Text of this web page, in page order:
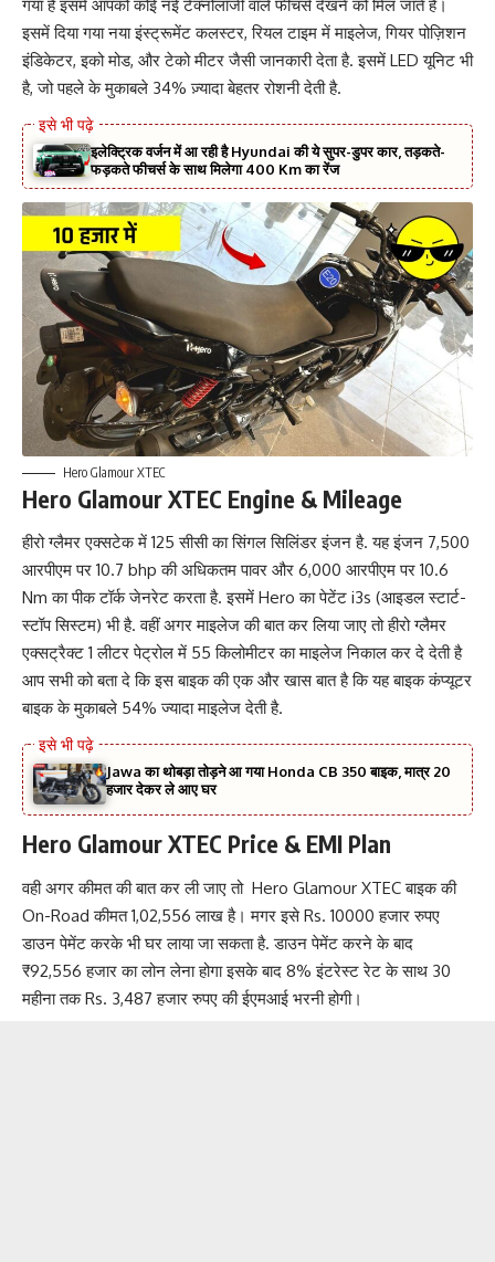
गया है इसमें आपको कोई नई टेक्नोलॉजी वाले फीचर्स देखने को मिल जाते हैं।
इसमें दिया गया नया इंस्ट्रूमेंट कलस्टर, रियल टाइम में माइलेज, गियर पोज़िशन
इंडिकेटर, इको मोड, और टेको मीटर जैसी जानकारी देता है. इसमें LED यूनिट भी
है, जो पहले के मुकाबले 34% ज़्यादा बेहतर रोशनी देती है.
इलेक्ट्रिक वर्जन में आ रही है Hyundai की ये सुपर-डुपर कार, तड़कते-
फड़कते फीचर्स के साथ मिलेगा 400 Km का रेंज
Hero Glamour XTEC
Hero Glamour XTEC Engine & Mileage
हीरो ग्लैमर एक्सटेक में 125 सीसी का सिंगल सिलिंडर इंजन है. यह इंजन 7,500
आरपीएम पर 10.7 bhp की अधिकतम पावर और 6,000 आरपीएम पर 10.6
Nm का पीक टॉर्क जेनरेट करता है. इसमें Hero का पेटेंट i3s (आइडल स्टार्ट-
स्टॉप सिस्टम) भी है. वहीं अगर माइलेज की बात कर लिया जाए तो हीरो ग्लैमर
एक्सट्रैक्ट 1 लीटर पेट्रोल में 55 किलोमीटर का माइलेज निकाल कर दे देती है
आप सभी को बता दे कि इस बाइक की एक और खास बात है कि यह बाइक कंप्यूटर
बाइक के मुकाबले 54% ज्यादा माइलेज देती है.
Jawa का थोबड़ा तोड़ने आ गया Honda CB 350 बाइक, मात्र 20
हजार देकर ले आए घर
Hero Glamour XTEC Price & EMI Plan
वही अगर कीमत की बात कर ली जाए तो Hero Glamour XTEC बाइक की
On-Road कीमत 1,02,556 लाख है। मगर इसे Rs. 10000 हजार रुपए
डाउन पेमेंट करके भी घर लाया जा सकता है. डाउन पेमेंट करने के बाद
₹92,556 हजार का लोन लेना होगा इसके बाद 8% इंटरेस्ट रेट के साथ 30
महीना तक Rs. 3,487 हजार रुपए की ईएमआई भरनी होगी।